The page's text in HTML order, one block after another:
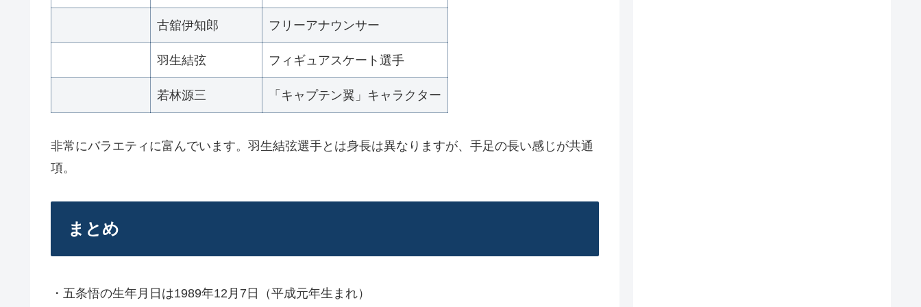
古舘伊知郎 フリーアナウンサー
羽生結弦 フィギュアスケート選手
若林源三 「キャプテン翼」キャラクター
非常にバラエティに富んでいます。羽生結弦選手とは身長は異なりますが、手足の長い感じが共通
項。
まとめ
・五条悟の生年月日は1989年12月7日（平成元年生まれ）